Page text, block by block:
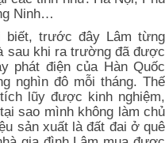
Ninh…
biết, trước đây Lâm từng
sau khi ra trường đã được
phát điện của Hàn Quốc
nghìn đô mỗi tháng. Thế
lũy được kinh nghiệm,
sao mình không làm chủ
sản xuất là đất đai ở quê